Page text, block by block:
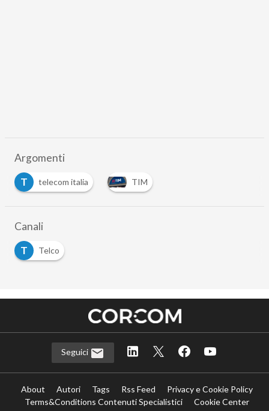
Argomenti
T
telecom italia TIM
Canali
T
Telco
Seguici
About Autori Tags Rss Feed
Privacy e Cookie Policy
Terms&Conditions Contenuti Specialistici
Cookie Center